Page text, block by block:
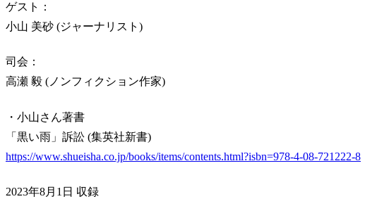
ゲスト：
小山 美砂 (ジャーナリスト)
司会：
高瀬 毅 (ノンフィクション作家)
・小山さん著書
「黒い雨」訴訟 (集英社新書)
https://www.shueisha.co.jp/books/items/contents.html?isbn=978-4-08-721222-8
2023年8月1日 収録